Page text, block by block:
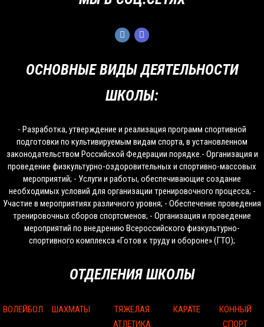
ОСНОВНЫЕ ВИДЫ ДЕЯТЕЛЬНОСТИ
ШКОЛЫ:
- Разработка, утверждение и реализация программ спортивной
подготовки по культивируемым видам спорта, в установленном
законодательством Российской Федерации порядке.- Организация и
проведение физкультурно-оздоровительных и спортивно-массовых
мероприятий; - Услуги и работы, обеспечивающие создание
необходимых условий для организации тренировочного процесса; -
Участие в мероприятиях различного уровня; - Обеспечение проведения
тренировочных сборов спортсменов; - Организация и проведение
мероприятий по внедрению Всероссийского физкультурно-
спортивного комплекса «Готов к труду и обороне» (ГТО);
ОТДЕЛЕНИЯ ШКОЛЫ
ВОЛЕЙБОЛ ШАХМАТЫ
ТЯЖЕЛАЯ
АТЛЕТИКА
КАРАТЕ
КОННЫЙ
СПОРТ